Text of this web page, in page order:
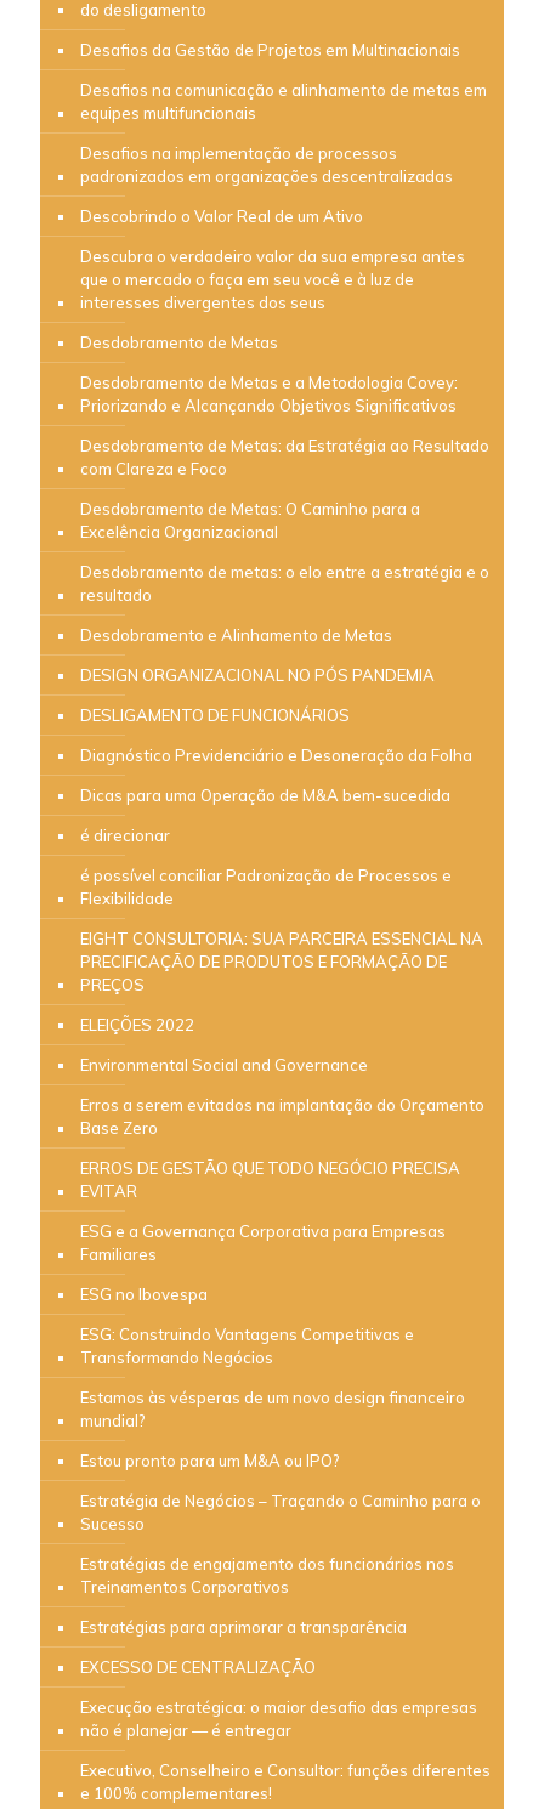
do desligamento
Desafios da Gestão de Projetos em Multinacionais
Desafios na comunicação e alinhamento de metas em
equipes multifuncionais
Desafios na implementação de processos
padronizados em organizações descentralizadas
Descobrindo o Valor Real de um Ativo
Descubra o verdadeiro valor da sua empresa antes
que o mercado o faça em seu você e à luz de
interesses divergentes dos seus
Desdobramento de Metas
Desdobramento de Metas e a Metodologia Covey:
Priorizando e Alcançando Objetivos Significativos
Desdobramento de Metas: da Estratégia ao Resultado
com Clareza e Foco
Desdobramento de Metas: O Caminho para a
Excelência Organizacional
Desdobramento de metas: o elo entre a estratégia e o
resultado
Desdobramento e Alinhamento de Metas
DESIGN ORGANIZACIONAL NO PÓS PANDEMIA
DESLIGAMENTO DE FUNCIONÁRIOS
Diagnóstico Previdenciário e Desoneração da Folha
Dicas para uma Operação de M&A bem-sucedida
é direcionar
é possível conciliar Padronização de Processos e
Flexibilidade
EIGHT CONSULTORIA: SUA PARCEIRA ESSENCIAL NA
PRECIFICAÇÃO DE PRODUTOS E FORMAÇÃO DE
PREÇOS
ELEIÇÕES 2022
Environmental Social and Governance
Erros a serem evitados na implantação do Orçamento
Base Zero
ERROS DE GESTÃO QUE TODO NEGÓCIO PRECISA
EVITAR
ESG e a Governança Corporativa para Empresas
Familiares
ESG no Ibovespa
ESG: Construindo Vantagens Competitivas e
Transformando Negócios
Estamos às vésperas de um novo design financeiro
mundial?
Estou pronto para um M&A ou IPO?
Estratégia de Negócios – Traçando o Caminho para o
Sucesso
Estratégias de engajamento dos funcionários nos
Treinamentos Corporativos
Estratégias para aprimorar a transparência
EXCESSO DE CENTRALIZAÇÃO
Execução estratégica: o maior desafio das empresas
não é planejar — é entregar
Executivo, Conselheiro e Consultor: funções diferentes
e 100% complementares!